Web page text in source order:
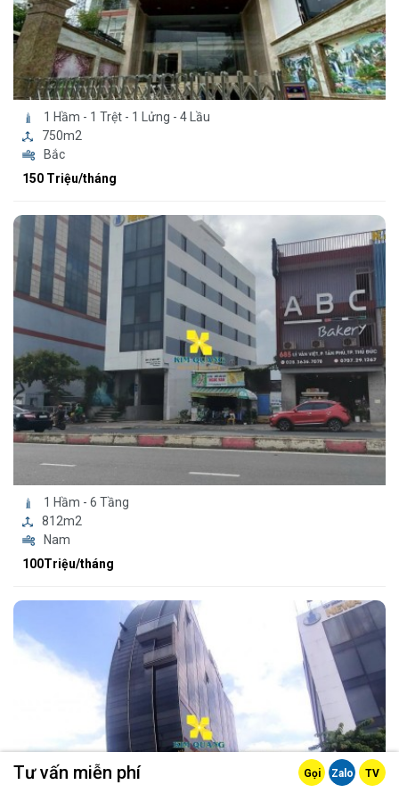
1 Hầm - 1 Trệt - 1 Lửng - 4 Lầu
750m2
Bắc
150 Triệu/tháng
1 Hầm - 6 Tầng
812m2
Nam
100Triệu/tháng
Tư vấn miễn phí Gọi Zalo TV